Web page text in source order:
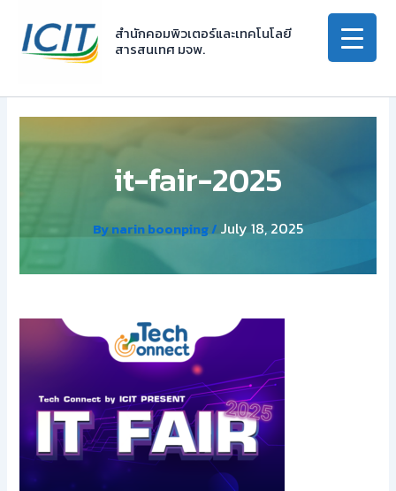
content
สำนักคอมพิวเตอร์และเทคโนโลยี
สารสนเทศ มจพ.
it-fair-2025
Bynarin boonping/ July 18, 2025